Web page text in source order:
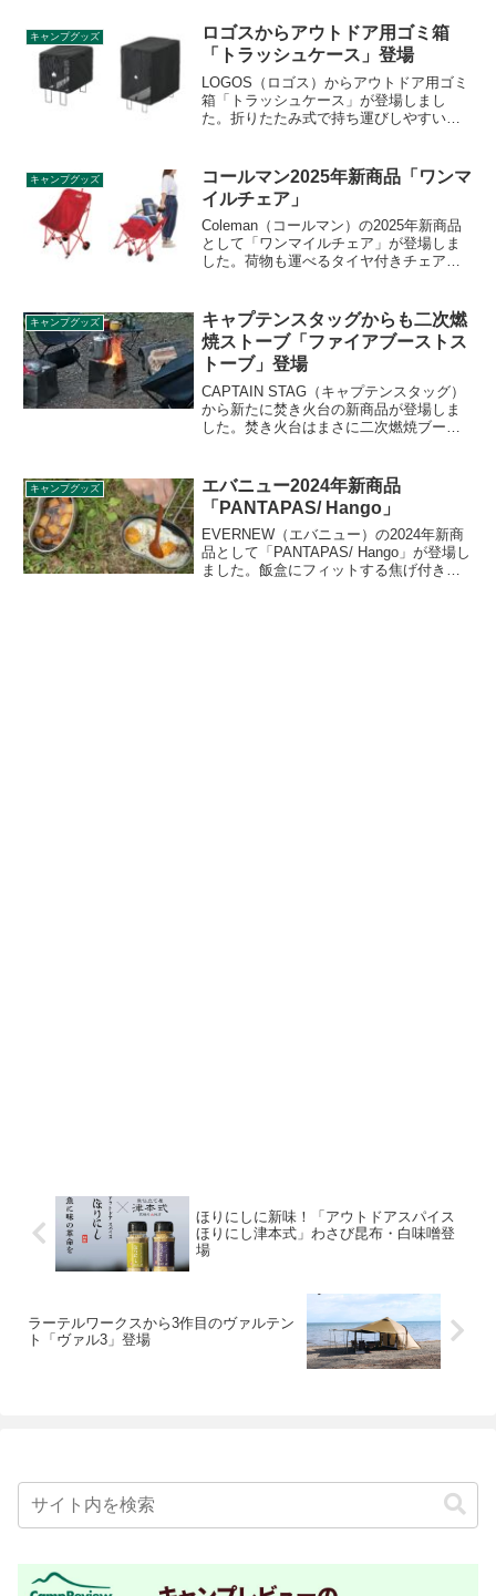
から正式に本件についてアナウンスがあ
り、人為的ミスで販売されてしまったも
のであることが明らかにされました。本
問題を深堀りします。
キャンプグッズ
ロゴスからアウトドア用ゴミ箱
「トラッシュケース」登場
LOGOS（ロゴス）からアウトドア用ゴミ
箱「トラッシュケース」が登場しまし
た。折りたたみ式で持ち運びしやすい、
の生地を使用し、脚付き構造で地面から
浮かせて設置できるため、汚れにくく清
潔に使えます。詳細をレビューします。
キャンプグッズ
コールマン2025年新商品「ワンマ
イルチェア」
Coleman（コールマン）の2025年新商品
として「ワンマイルチェア」が登場しま
した。荷物も運べるタイヤ付きチェア
バーバンド付属なのでさらに固定が可能
です。ハンドル部はヘッドレストにもな
ります。詳細をレビューします。
キャンプグッズ
キャプテンスタッグからも二次燃
焼ストーブ「ファイアブーストス
トーブ」登場
CAPTAIN STAG（キャプテンスタッグ）
から新たに焚き火台の新商品が登場しま
した。焚き火台はまさに二次燃焼ブーム
ます。詳細をレビューします。
キャンプグッズ
エバニュー2024年新商品
「PANTAPAS/ Hango」
EVERNEW（エバニュー）の2024年新商
品として「PANTAPAS/ Hango」が登場し
ました。飯盒にフィットする焦げ付きづ
ほりにしに新味！「アウトドアスパイス
ほりにし津本式」わさび昆布・白味噌登
場
ラーテルワークスから3作目のヴァルテン
ト「ヴァル3」登場